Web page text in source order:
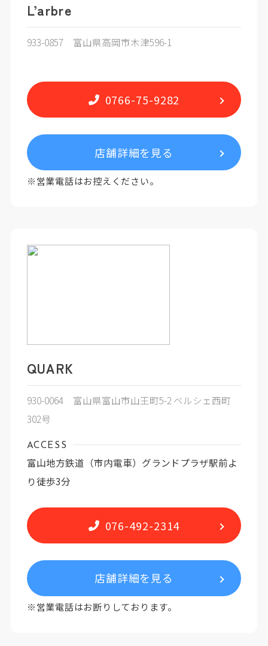
L’arbre
933-0857 富山県高岡市木津596-1
0766-75-9282
店舗詳細を見る
※営業電話はお控えください。
QUARK
930-0064 富山県富山市山王町5-2 ベルシェ西町
302号
ACCESS
富山地方鉄道（市内電車）グランドプラザ駅前よ
り徒歩3分
076-492-2314
店舗詳細を見る
※営業電話はお断りしております。